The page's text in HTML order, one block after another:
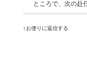
ところで、次の赴
↑お便りに返信する